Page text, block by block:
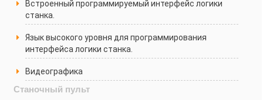
Встроенный программируемый интерфейс логики
станка.
Язык высокого уровня для программирования
интерфейса логики станка.
Видеографика
Станочный пульт